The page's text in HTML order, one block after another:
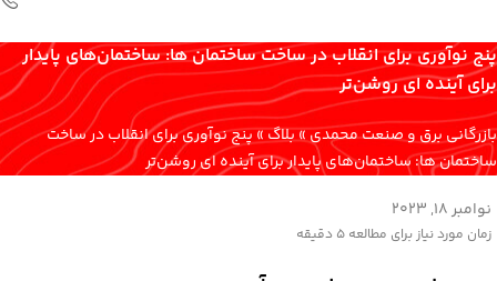
پنج نوآوری برای انقلاب در ساخت ساختمان ها: ساختمان‌های پایدار
برای آینده ای روشن‌تر
بازرگانی برق و صنعت محمدی»بلاگ»پنج نوآوری برای انقلاب در ساخت
ساختمان ها: ساختمان‌های پایدار برای آینده ای روشن‌تر
نوامبر 18, 2023
زمان مورد نیاز برای مطالعه 5 دقیقه